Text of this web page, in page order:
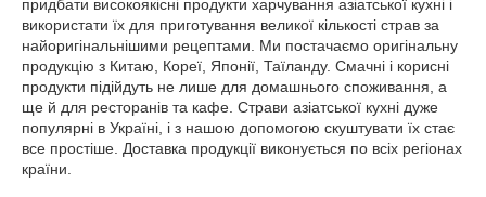
придбати високоякісні продукти харчування азіатської кухні і
використати їх для приготування великої кількості страв за
найоригінальнішими рецептами. Ми постачаємо оригінальну
продукцію з Китаю, Кореї, Японії, Таїланду. Смачні і корисні
продукти підійдуть не лише для домашнього споживання, а
ще й для ресторанів та кафе. Страви азіатської кухні дуже
популярні в Україні, і з нашою допомогою скуштувати їх стає
все простіше. Доставка продукції виконується по всіх регіонах
країни.